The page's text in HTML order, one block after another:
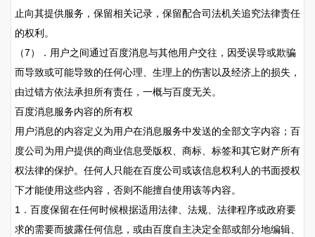
止向其提供服务，保留相关记录，保留配合司法机关追究法律责任
的权利。
（7）．用户之间通过百度消息与其他用户交往，因受误导或欺骗
而导致或可能导致的任何心理、生理上的伤害以及经济上的损失，
由过错方依法承担所有责任，一概与百度无关。
百度消息服务内容的所有权
用户消息的内容定义为用户在消息服务中发送的全部文字内容；百
度公司为用户提供的商业信息受版权、商标、标签和其它财产所有
权法律的保护。任何人只能在百度公司或该信息权利人的书面授权
下才能使用这些内容，否则不能擅自使用该等内容。
1．百度保留在任何时候根据适用法律、法规、法律程序或政府要
求的需要而披露任何信息，或由百度自主决定全部或部分地编辑、